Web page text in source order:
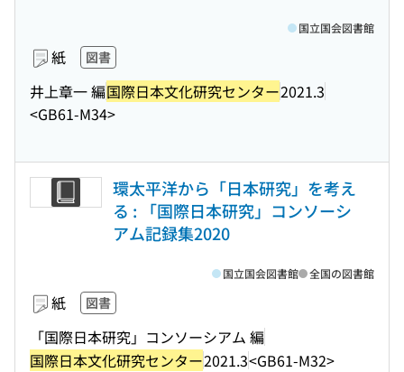
紙 図書
井上章一 編国際日本文化研究センター2021.3
<GB61-M34>
国立国会図書館
環太平洋から「日本研究」を考え
る : 「国際日本研究」コンソーシ
アム記録集2020
紙 図書
「国際日本研究」コンソーシアム 編
国際日本文化研究センター2021.3<GB61-M32>
国立国会図書館 全国の図書館